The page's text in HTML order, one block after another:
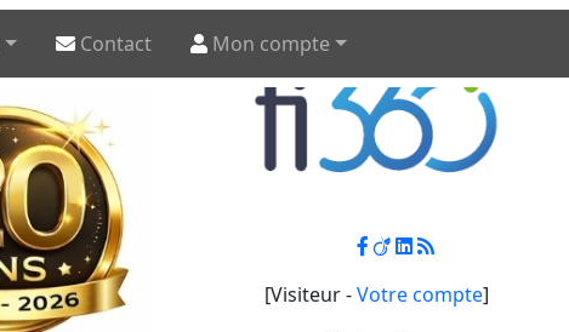
Contact Mon compte
[Visiteur -Votre compte]